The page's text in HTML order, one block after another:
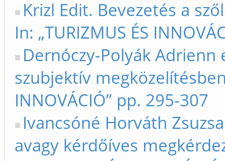
Krizl Edit. Bevezetés a
In: „TURIZMUS ÉS
Dernóczy-Polyák
szubjektív
INNOVÁCIÓ” pp. 295-307
Ivancsóné Horváth
avagy kérdőíves